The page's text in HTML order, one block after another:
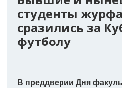
студенты
сразились за
футболу
В преддверии Дня